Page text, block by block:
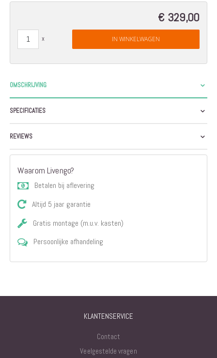
€ 329,00
IN WINKELWAGEN
OMSCHRIJVING
SPECIFICATIES
REVIEWS
Waarom Livengo?
Betalen bij aflevering
Altijd 5 jaar garantie
Gratis montage (m.u.v. kasten)
Persoonlijke afhandeling
KLANTENSERVICE
Contact
Veelgestelde vragen